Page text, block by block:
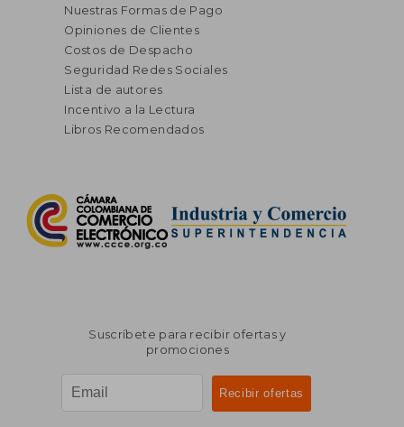
Nuestras Formas de Pago
Opiniones de Clientes
Costos de Despacho
Seguridad Redes Sociales
Lista de autores
Incentivo a la Lectura
Libros Recomendados
Suscríbete para recibir ofertas y
promociones